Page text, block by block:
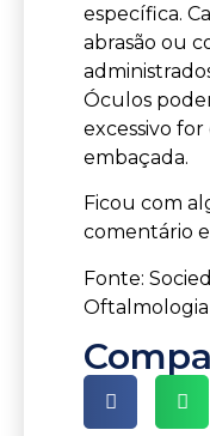
específica.
abrasão ou
Óculos
excessivo for
embaçada.
Ficou com
comentário
Fonte: